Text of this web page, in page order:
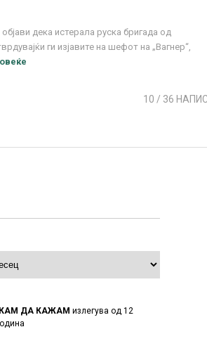
дека истерала руска бригада од
ги изјавите на шефот на „Вагнер“,
10 / 36
ДА КАЖАМ излегува од 12